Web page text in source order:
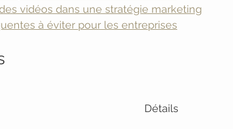
vidéos dans une stratégie marketing
à éviter pour les entreprises
Détails